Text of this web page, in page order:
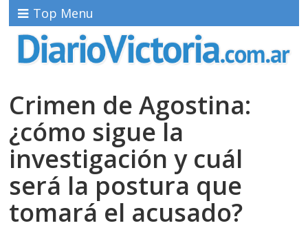
Top Menu
Crimen de Agostina:
¿cómo sigue la
investigación y cuál
será la postura que
tomará el acusado?